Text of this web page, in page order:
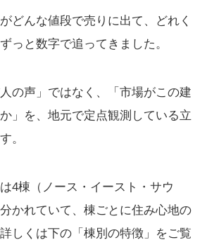
どんな値段で売りに出て、どれく
っと数字で追ってきました。
の声」ではなく、「市場がこの建
」を、地元で定点観測している立
。
4棟（ノース・イースト・サウ
かれていて、棟ごとに住み心地の
しくは下の「棟別の特徴」をご覧